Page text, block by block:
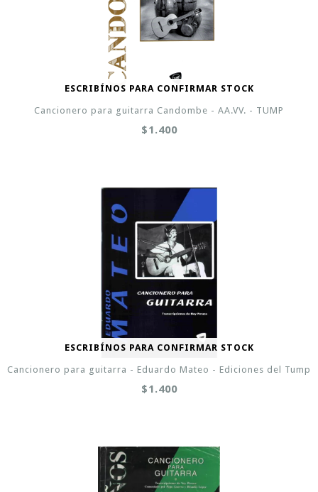
ESCRIBÍNOS PARA CONFIRMAR STOCK
Cancionero para guitarra Candombe - AA.VV. - TUMP
$1.400
ESCRIBÍNOS PARA CONFIRMAR STOCK
Cancionero para guitarra - Eduardo Mateo - Ediciones del Tump
$1.400